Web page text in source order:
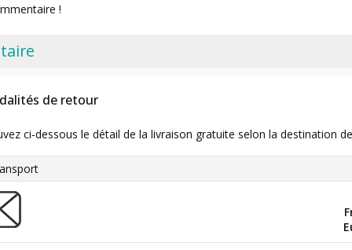
!
de retour
ci-dessous le détail de la livraison gratuite selon la destination